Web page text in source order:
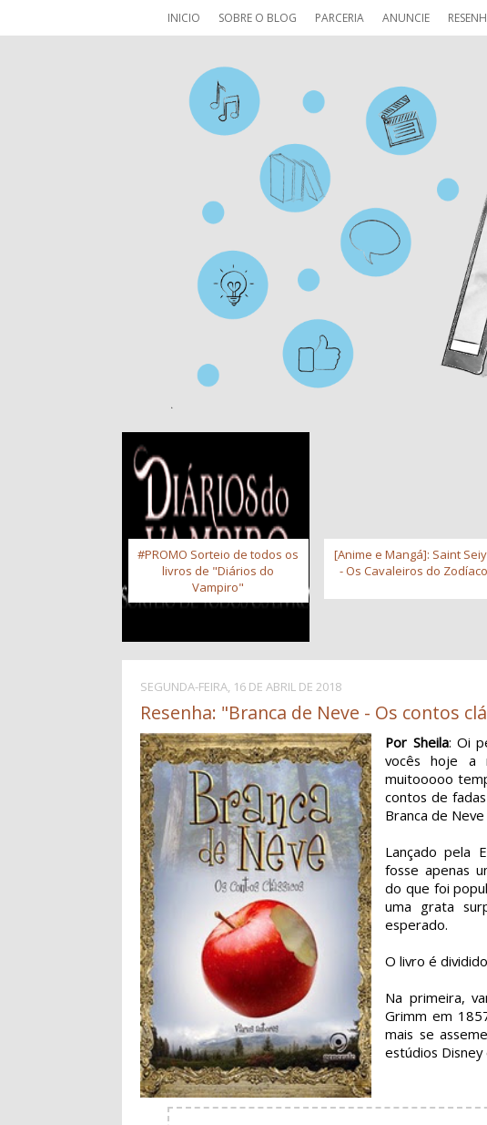
INICIO SOBRE O BLOG PARCERIA ANUNCIE
#PROMO Sorteio de todos os
livros de "Diários do
Vampiro"
[Anime e Mangá]: Saint
- Os Cavaleiros do Zodíaco
SEGUNDA-FEIRA, 16 DE ABRIL DE 2018
Resenha: "Branca de Neve - Os contos
Por Sheila: Oi
vocês hoje a
muitooooo
contos de
Branca de
Lançado pela
fosse apenas
do que foi
uma grata
esperado.
O livro é
Na primeira,
Grimm em
mais se
estúdios